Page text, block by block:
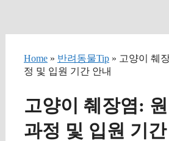
Home » 반려동물Tip » 고양이 췌
정 및 입원 기간 안내
고양이 췌장염:
과정 및 입원 기간